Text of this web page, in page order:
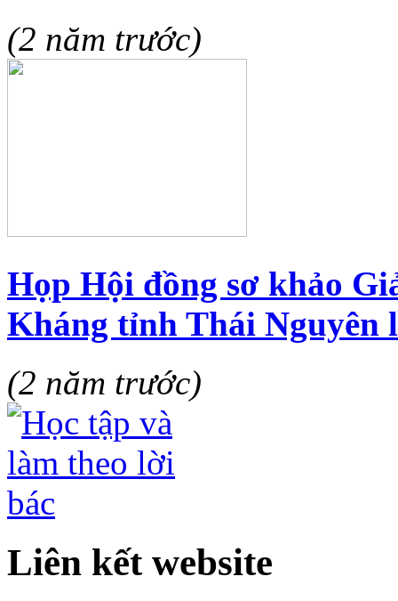
(2 năm trước)
Họp Hội đồng sơ khảo
Kháng tỉnh Thái Nguyên
(2 năm trước)
Liên kết website